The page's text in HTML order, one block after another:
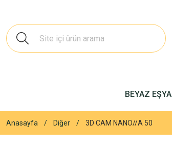
BEYAZ EŞYA
Anasayfa Diğer 3D CAM NANO//A 50